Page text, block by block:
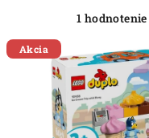
Priemerné
produktu
je
5,0
z
5
hviezdičiek.
1 hodnotenie
Akcia